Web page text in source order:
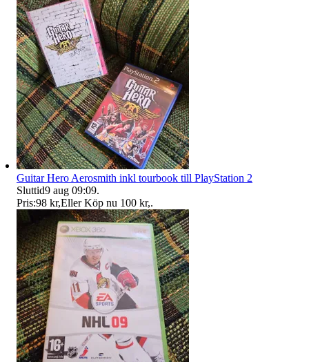
Guitar Hero Aerosmith inkl tourbook till PlayStation 2
Sluttid9 aug 09:09.
Pris:98 kr,Eller Köp nu 100 kr,.